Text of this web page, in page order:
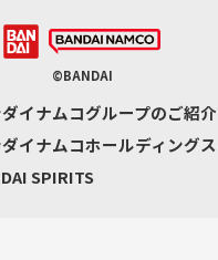
©BANDAI
イナムコグループのご紹介
イナムコホールディングス
SPIRITS